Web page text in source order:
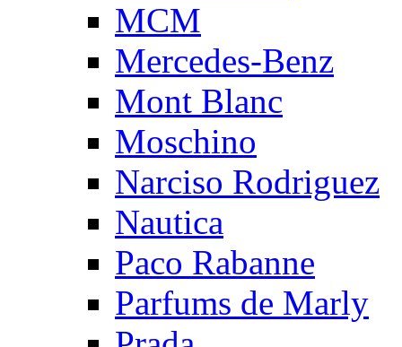
MCM
Mercedes-Benz
Mont Blanc
Moschino
Narciso Rodriguez
Nautica
Paco Rabanne
Parfums de Marly